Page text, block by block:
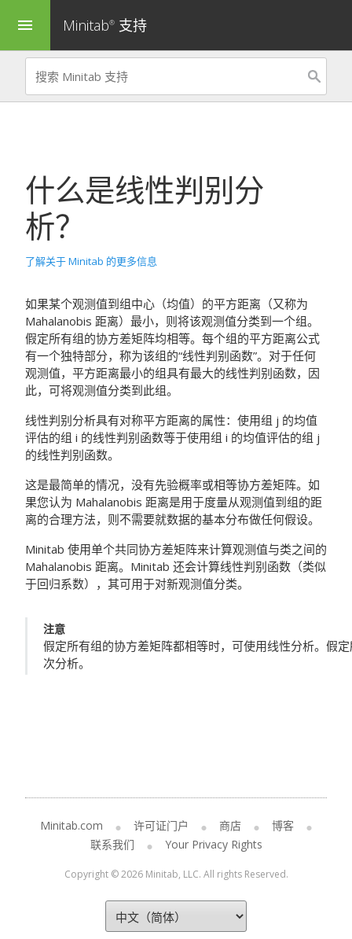
menu Minitab® 支持
什么是线性判别分
析？
了解关于 Minitab 的更多信息
如果某个观测值到组中心（均值）的平方距离（又称为
Mahalanobis 距离）最小，则将该观测值分类到一个组。
假定所有组的协方差矩阵均相等。每个组的平方距离公式
有一个独特部分，称为该组的“线性判别函数”。对于任何
观测值，平方距离最小的组具有最大的线性判别函数，因
此，可将观测值分类到此组。
线性判别分析具有对称平方距离的属性：使用组 j 的均值
评估的组 i 的线性判别函数等于使用组 i 的均值评估的组 j
的线性判别函数。
这是最简单的情况，没有先验概率或相等协方差矩阵。如
果您认为 Mahalanobis 距离是用于度量从观测值到组的距
离的合理方法，则不需要就数据的基本分布做任何假设。
Minitab 使用单个共同协方差矩阵来计算观测值与类之间的
Mahalanobis 距离。Minitab 还会计算线性判别函数（类似
于回归系数），其可用于对新观测值分类。
注意
假定所有组的协方差矩阵都相等时，可使用线性分析。假
次分析。
Minitab.com 许可证门户 商店
博客
联系我们
Your Privacy Rights
Copyright © 2026 Minitab, LLC. All rights Reserved.